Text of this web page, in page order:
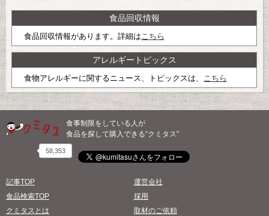
食品回収情報
食品回収情報があります。詳細はこちら
アレルギートピックス
食物アレルギーに関するニュース、トピックスは、 こちら
食事制限をしている人が
食品を探して購入できる“クミタス”
58,353
記事TOP
食品検索TOP
クミタスとは
運営会社
採用
取材のご依頼